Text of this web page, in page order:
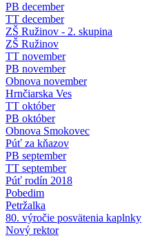
PB december
TT december
ZŠ Ružinov - 2. skupina
ZŠ Ružinov
TT november
PB november
Obnova november
Hrnčiarska Ves
TT október
PB október
Obnova Smokovec
Púť za kňazov
PB september
TT september
Púť rodín 2018
Pobedim
Petržalka
80. výročie posvätenia kaplnky
Nový rektor